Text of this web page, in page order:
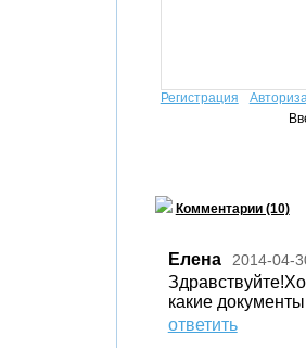
Регистрация
Комментарии (10)
Елена 2014-04-
какие документы
ответить